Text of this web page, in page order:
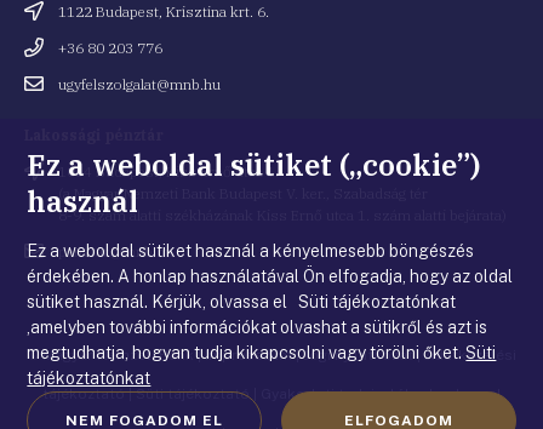
Cím
1122 Budapest, Krisztina krt. 6.
Telefonszám
+36 80 203 776
Emailugyfelszolgalat@mnb.hu
Cím 1054 Budapest, Kiss Ernő utca 1.
(a Magyar Nemzeti Bank Budapest V. ker., Szabadság tér
8-9. szám alatti székházának Kiss Ernő utca 1. szám alatti bejárata)
Email
cím
penztar@mnb.hu
© Magyar Nemzeti Bank |Impresszum|Jogi nyilatkozat|Adatkezelési
tájékoztató|Süti tájékoztató| Gyakorlati tudnivalók a honlappal
Ez a weboldal sütiket („cookie”)
használ
Ez a weboldal sütiket használ a kényelmesebb böngészés
érdekében. A honlap használatával Ön elfogadja, hogy az oldal
sütiket használ. Kérjük, olvassa el Süti tájékoztatónkat
,amelyben további információkat olvashat a sütikről és azt is
megtudhatja, hogyan tudja kikapcsolni vagy törölni őket.Süti
tájékoztatónkat
NEM FOGADOM EL ELFOGADOM